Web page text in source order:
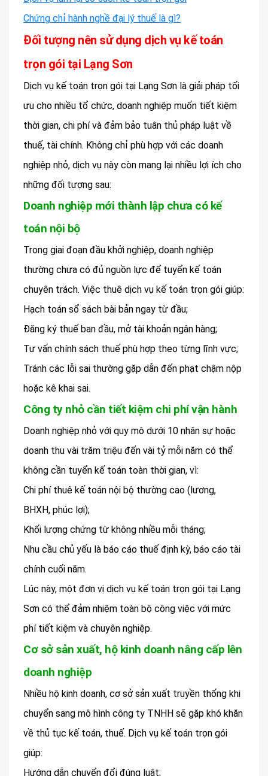
Chứng chỉ hành nghề đại lý thuế là gì?
Đối tượng nên sử dụng dịch vụ kế toán
trọn gói tại Lạng Sơn
Dịch vụ kế toán trọn gói tại Lạng Sơn là giải pháp tối
ưu cho nhiều tổ chức, doanh nghiệp muốn tiết kiệm
thời gian, chi phí và đảm bảo tuân thủ pháp luật về
thuế, tài chính. Không chỉ phù hợp với các doanh
nghiệp nhỏ, dịch vụ này còn mang lại nhiều lợi ích cho
những đối tượng sau:
Doanh nghiệp mới thành lập chưa có kế
toán nội bộ
Trong giai đoạn đầu khởi nghiệp, doanh nghiệp
thường chưa có đủ nguồn lực để tuyển kế toán
chuyên trách. Việc thuê dịch vụ kế toán trọn gói giúp:
Hạch toán sổ sách bài bản ngay từ đầu;
Đăng ký thuế ban đầu, mở tài khoản ngân hàng;
Tư vấn chính sách thuế phù hợp theo từng lĩnh vực;
Tránh các lỗi sai thường gặp dẫn đến phạt chậm nộp
hoặc kê khai sai.
Công ty nhỏ cần tiết kiệm chi phí vận hành
Doanh nghiệp nhỏ với quy mô dưới 10 nhân sự hoặc
doanh thu vài trăm triệu đến vài tỷ mỗi năm có thể
không cần tuyển kế toán toàn thời gian, vì:
Chi phí thuê kế toán nội bộ thường cao (lương,
BHXH, phúc lợi);
Khối lượng chứng từ không nhiều mỗi tháng;
Nhu cầu chủ yếu là báo cáo thuế định kỳ, báo cáo tài
chính cuối năm.
Lúc này, một đơn vị dịch vụ kế toán trọn gói tại Lạng
Sơn có thể đảm nhiệm toàn bộ công việc với mức
phí tiết kiệm và chuyên nghiệp.
Cơ sở sản xuất, hộ kinh doanh nâng cấp lên
doanh nghiệp
Nhiều hộ kinh doanh, cơ sở sản xuất truyền thống khi
chuyển sang mô hình công ty TNHH sẽ gặp khó khăn
về thủ tục kế toán, thuế. Dịch vụ kế toán trọn gói
giúp:
Hướng dẫn chuyển đổi đúng luật;